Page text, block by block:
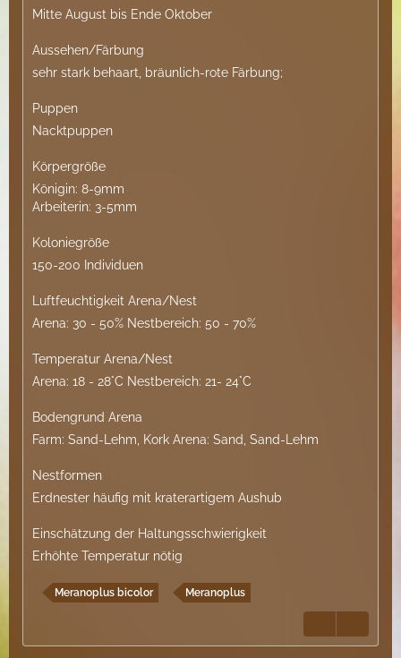
Mitte August bis Ende Oktober
Aussehen/Färbung
sehr stark behaart, bräunlich-rote Färbung;
Puppen
Nacktpuppen
Körpergröße
Königin: 8-9mm
Arbeiterin: 3-5mm
Koloniegröße
150-200 Individuen
Luftfeuchtigkeit Arena/Nest
Arena: 30 - 50% Nestbereich: 50 - 70%
Temperatur Arena/Nest
Arena: 18 - 28°C Nestbereich: 21- 24°C
Bodengrund Arena
Farm: Sand-Lehm, Kork Arena: Sand, Sand-Lehm
Nestformen
Erdnester häufig mit kraterartigem Aushub
Einschätzung der Haltungsschwierigkeit
Erhöhte Temperatur nötig
Meranoplus bicolor Meranoplus